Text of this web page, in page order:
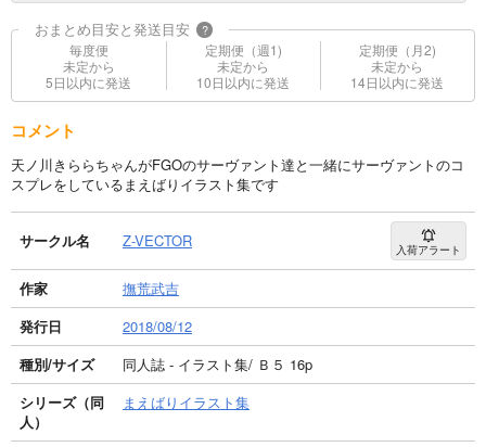
おまとめ目安と発送目安 ?
毎度便
未定から
5日以内に発送
定期便（週1)
未定から
10日以内に発送
定期便（月2)
未定から
14日以内に発送
コメント
天ノ川きららちゃんがFGOのサーヴァント達と一緒にサーヴァントのコ
スプレをしているまえばりイラスト集です
サークル名 Z-VECTOR 入荷アラート
作家
撫荒武吉
発行日
2018/08/12
種別/サイズ
同人誌 - イラスト集/ Ｂ５ 16p
シリーズ（同
人）
まえばりイラスト集